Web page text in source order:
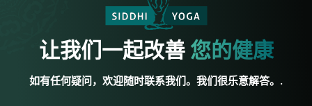
让我们一起改善 您的健康
如有任何疑问，欢迎随时联系我们。我们很乐意解答。.